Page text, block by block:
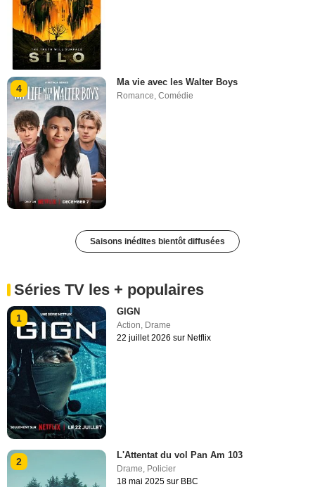
4
Ma vie avec les Walter Boys
Romance,Comédie
Saisons inédites bientôt diffusées
Séries TV les + populaires
1
GIGN
Action, Drame
22 juillet 2026 sur Netflix
2
L'Attentat du vol Pan Am 103
Drame Policier
18 mai 2025 sur BBC